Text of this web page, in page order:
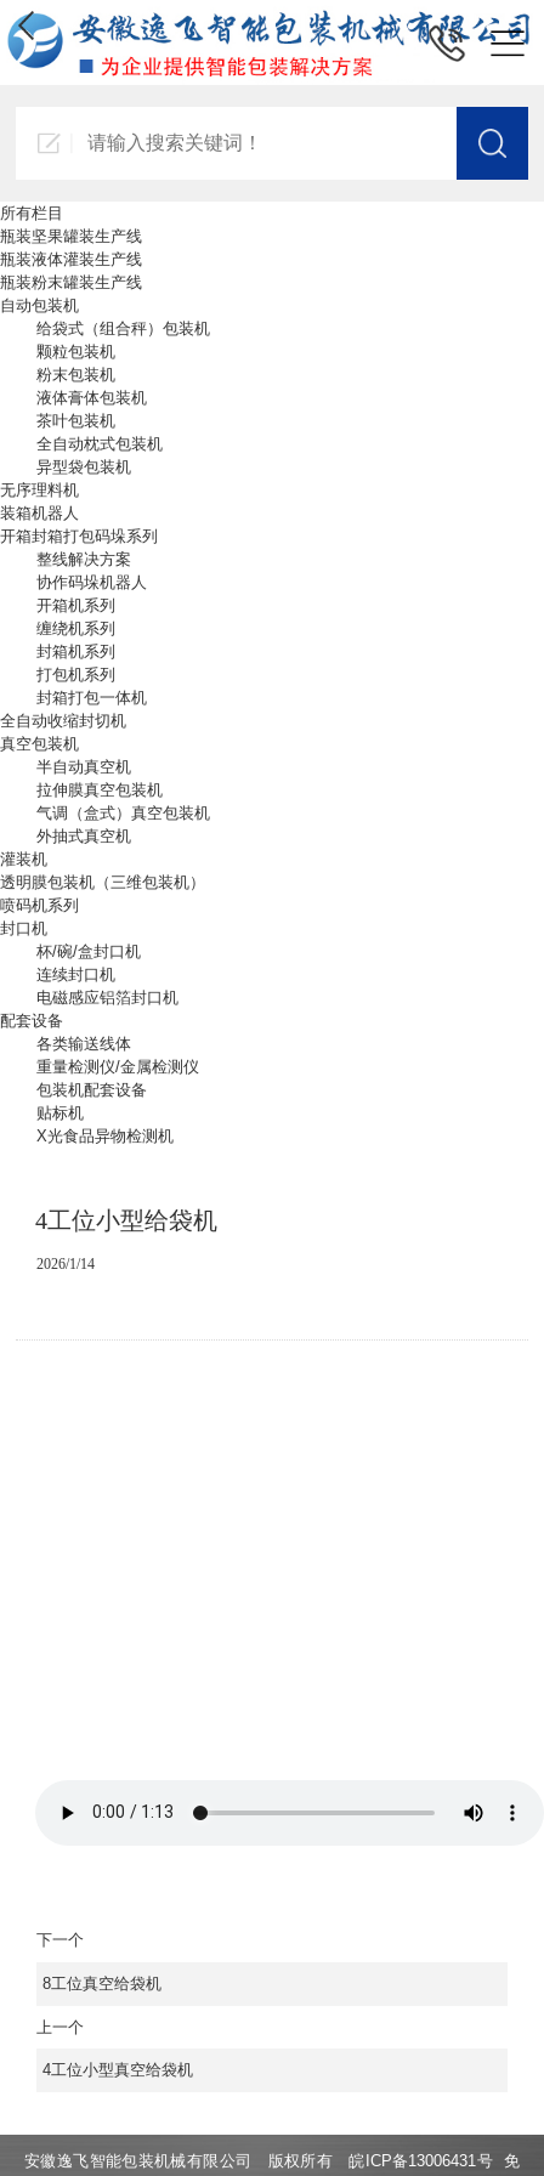
所有栏目
瓶装坚果罐装生产线
瓶装液体灌装生产线
瓶装粉末罐装生产线
自动包装机
给袋式（组合秤）包装机
颗粒包装机
粉末包装机
液体膏体包装机
茶叶包装机
全自动枕式包装机
异型袋包装机
无序理料机
装箱机器人
开箱封箱打包码垛系列
整线解决方案
协作码垛机器人
开箱机系列
缠绕机系列
封箱机系列
打包机系列
封箱打包一体机
全自动收缩封切机
真空包装机
半自动真空机
拉伸膜真空包装机
气调（盒式）真空包装机
外抽式真空机
灌装机
透明膜包装机（三维包装机）
喷码机系列
封口机
杯/碗/盒封口机
连续封口机
电磁感应铝箔封口机
配套设备
各类输送线体
重量检测仪/金属检测仪
包装机配套设备
贴标机
X光食品异物检测机
4工位小型给袋机
2026/1/14
下一个
8工位真空给袋机
上一个
4工位小型真空给袋机
安徽逸飞智能包装机械有限公司 版权所有皖ICP备13006431号 免